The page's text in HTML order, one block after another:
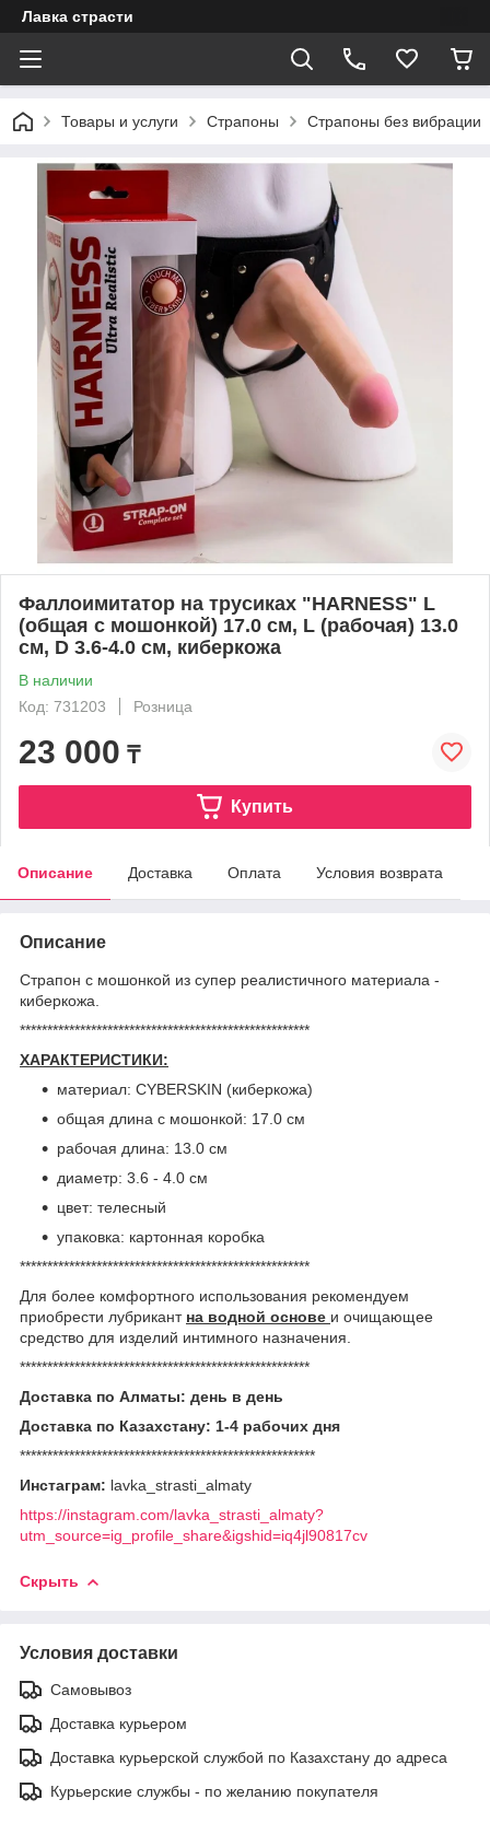
Лавка страсти
Товары и услуги Страпоны Страпоны без вибрации
Фаллоимитатор на трусиках "HARNESS" L
(общая с мошонкой) 17.0 см, L (рабочая) 13.0
см, D 3.6-4.0 см, киберкожа
В наличии
Код: 731203
Розница
23 000 ₸
Купить
Описание Доставка Оплата Условия возврата
Описание
Страпон с мошонкой из супер реалистичного материала -
киберкожа.
*****************************************************
ХАРАКТЕРИСТИКИ:
материал: CYBERSKIN (киберкожа)
общая длина с мошонкой: 17.0 см
рабочая длина: 13.0 см
диаметр: 3.6 - 4.0 см
цвет: телесный
упаковка: картонная коробка
*****************************************************
Для более комфортного использования рекомендуем
приобрести лубрикант на водной основе и очищающее
средство для изделий интимного назначения.
*****************************************************
Доставка по Алматы: день в день
Доставка по Казахстану: 1-4 рабочих дня
******************************************************
Инстаграм: lavka_strasti_almaty
https://instagram.com/lavka_strasti_almaty?
utm_source=ig_profile_share&igshid=iq4jl90817cv
Скрыть
Условия доставки
Самовывоз
Доставка курьером
Доставка курьерской службой по Казахстану до адреса
Курьерские службы - по желанию покупателя